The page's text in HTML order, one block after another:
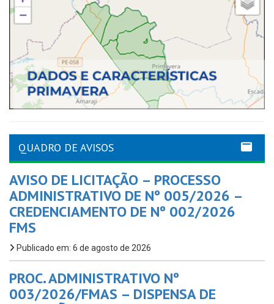
QUADRO DE AVISOS
AVISO DE LICITAÇÃO – PROCESSO
ADMINISTRATIVO DE Nº 005/2026 –
CREDENCIAMENTO DE Nº 002/2026
FMS
Publicado em: 6 de agosto de 2026
PROC. ADMINISTRATIVO Nº
003/2026/FMAS – DISPENSA DE